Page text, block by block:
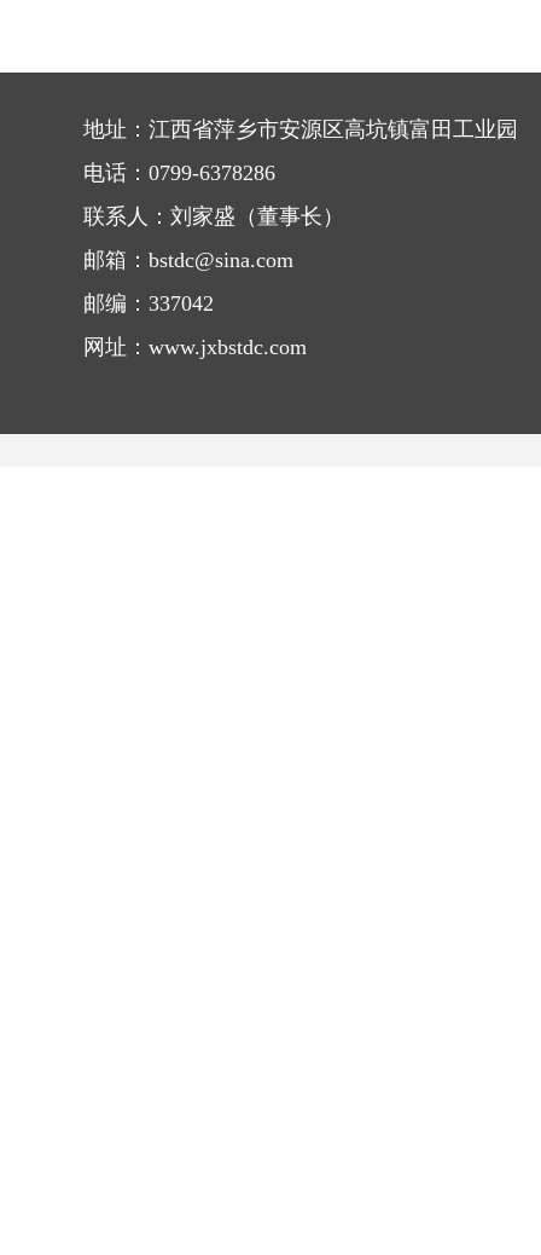
地址：江西省萍乡市安源区高坑镇富田工业园
电话：0799-6378286
联系人：刘家盛（董事长）
邮箱：bstdc@sina.com
邮编：337042
网址：www.jxbstdc.com